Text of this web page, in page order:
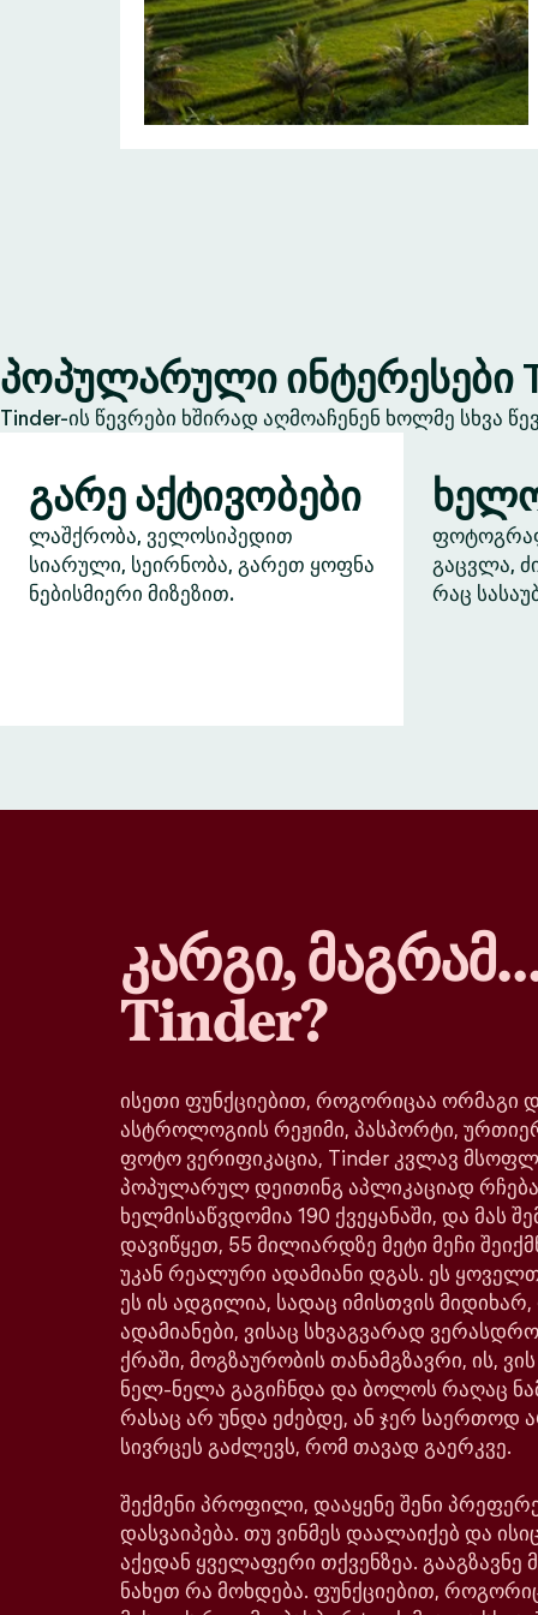
პოპულარული ინტერესები
Tinder-ის წევრები ხშირად აღმოაჩენენ ხოლმე სხვა
გარე აქტივობები
ლაშქრობა, ველოსიპედით
სიარული, სეირნობა, გარეთ ყოფნა
ნებისმიერი მიზეზით.
გაცვლა,
რაც
კარგი,
Tinder?
ისეთი ფუნქციებით, როგორიცაა ორმაგი
ასტროლოგიის რეჟიმი, პასპორტი,
ფოტო ვერიფიკაცია, Tinder კვლავ
პოპულარულ დეითინგ აპლიკაციად
ხელმისაწვდომია 190 ქვეყანაში, და მას
დავიწყეთ, 55 მილიარდზე მეტი მეჩი
უკან რეალური ადამიანი დგას. ეს
ეს ის ადგილია, სადაც იმისთვის
ადამიანები, ვისაც სხვაგვარად
ქრაში, მოგზაურობის თანამგზავრი, ის,
ნელ-ნელა გაგიჩნდა და ბოლოს რაღაც
რასაც არ უნდა ეძებდე, ან ჯერ საერთოდ
სივრცეს გაძლევს, რომ თავად გაერკვე.
შექმენი პროფილი, დააყენე შენი
დასვაიპება. თუ ვინმეს დაალაიქებ და
აქედან ყველაფერი თქვენზეა. გააგზავნე
ნახეთ რა მოხდება. ფუნქციებით,